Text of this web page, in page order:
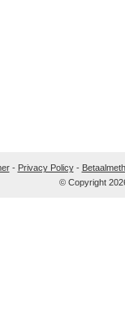
- Privacy Policy-
© Copyright